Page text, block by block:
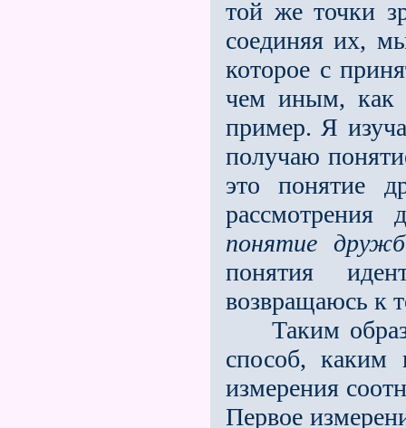
той же точки
соединяя их,
которое с
чем иным, как
пример. Я
получаю
это понятие
понятие
понятия
возвращаюсь к
Таким
способ, каким
измерения
Первое